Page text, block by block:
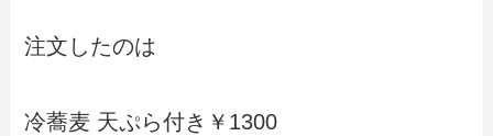
注文したのは
冷蕎麦 天ぷら付き￥1300